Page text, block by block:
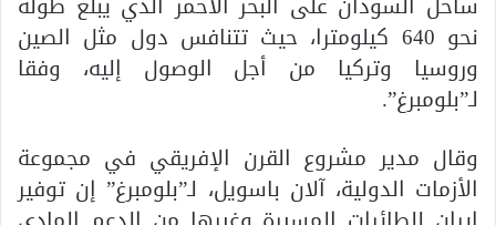
نحو 640 كيلومترا، حيث تتنافس دول مثل الصين
وروسيا وتركيا من أجل الوصول إليه، وفقا
لـ”بلومبرغ”.
وقال مدير مشروع القرن الإفريقي في مجموعة
الأزمات الدولية، آلان باسويل، لـ”بلومبرغ” إن توفير